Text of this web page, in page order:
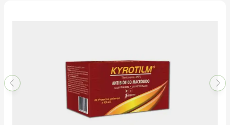
Registrarse
Recuperar contraseña